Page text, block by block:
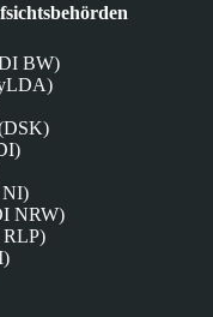
BW)
NI)
NRW)
RLP)